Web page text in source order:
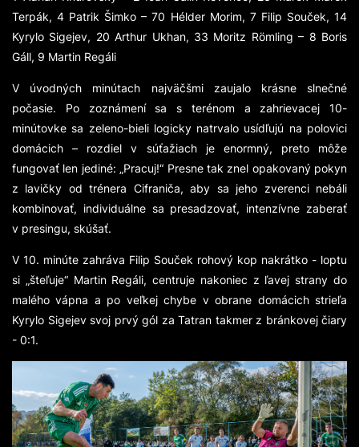
Terpák, 4 Patrik Šimko – 70 Hélder Morim, 7 Filip Souček, 14
Kyrylo Sigejev, 20 Arthur Ukhan, 33 Moritz Rӧmling – 8 Boris
Gáll, 9 Martin Regáli
V úvodných minútach najväčšmi zaujalo krásne slnečné
počasie. Po zoznámení sa s terénom a zahrievacej 10-
minútovke sa zeleno-bieli logicky natrvalo usídľujú na polovici
domácich – rozdiel v súťažiach je enormný, preto môže
fungovať len jediné: „Pracuj!“ Presne tak znel opakovaný pokyn
z lavičky od trénera Cifraniča, aby sa jeho zverenci nebáli
kombinovať, individuálne sa presadzovať, intenzívne zaberať
v presingu, skúšať.
V 10. minúte zahráva Filip Souček rohový kop nakrátko - loptu
si „šteľuje“ Martin Regáli, centruje nakoniec z ľavej strany do
malého vápna a po veľkej chybe v obrane domácich strieľa
Kyrylo Sigejev svoj prvý gól za Tatran takmer z bránkovej čiary
- 0:1.